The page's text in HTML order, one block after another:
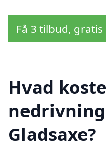
Få 3 tilbud,
Hvad
Gladsaxe?